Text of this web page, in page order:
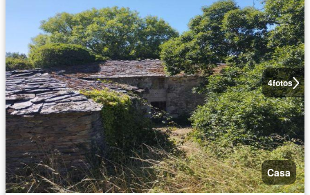
4fotos
Casa